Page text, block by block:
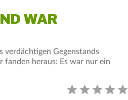
WAR
verdächtigen Gegenstands
fanden heraus: Es war nur ein